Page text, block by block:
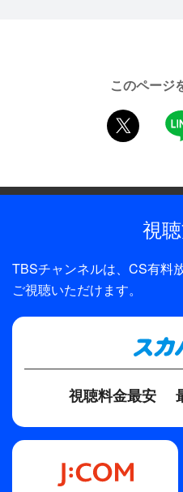
プロデューサー
石丸彰彦
ディレクター・監督
平川雄一朗、山室大輔、中
重松清「とんび」（角川文
脚本
森下佳子
このページ
twitter
視
TBSチャンネルは、CS有料
ご視聴いただけます。
視聴料金最安